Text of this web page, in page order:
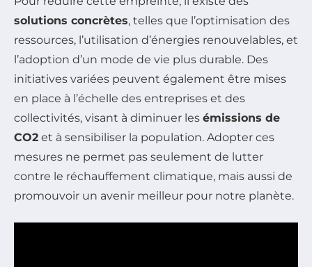
solutions concrètes, telles que l’optimisation des
ressources, l’utilisation d’énergies renouvelables, et
l’adoption d’un mode de vie plus durable. Des
initiatives variées peuvent également être mises
en place à l’échelle des entreprises et des
collectivités, visant à diminuer les émissions de
CO2 et à sensibiliser la population. Adopter ces
mesures ne permet pas seulement de lutter
contre le réchauffement climatique, mais aussi de
promouvoir un avenir meilleur pour notre planète.